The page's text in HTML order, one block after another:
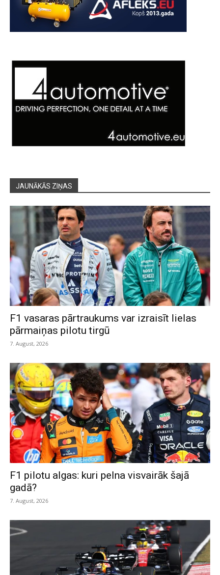
JAUNĀKĀS ZIŅAS
F1 vasaras pārtraukums var izraisīt lielas
pārmaiņas pilotu tirgū
7. August, 2026
F1 pilotu algas: kuri pelna visvairāk šajā
gadā?
7. August, 2026